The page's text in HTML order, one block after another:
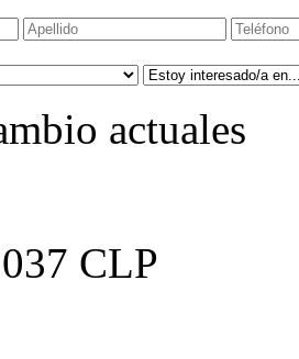
actuales
CLP